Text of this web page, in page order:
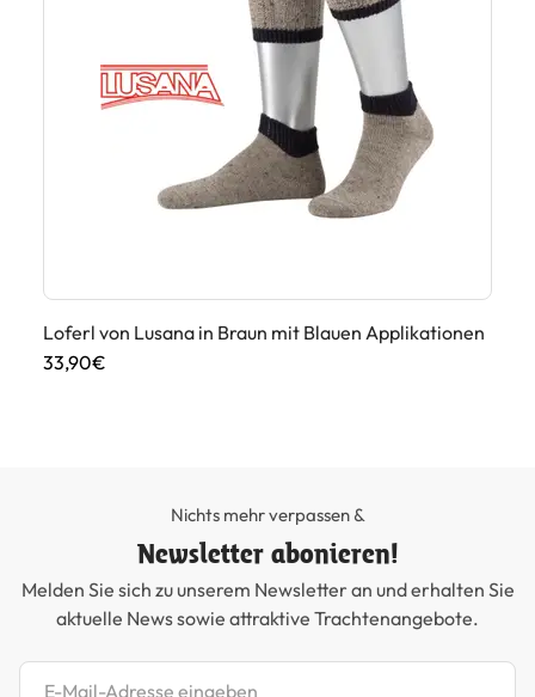
Loferl von Lusana in Braun mit Blauen Applikationen
33,90€
Nichts mehr verpassen &
Newsletter abonieren!
Melden Sie sich zu unserem Newsletter an und erhalten Sie
aktuelle News sowie attraktive Trachtenangebote.
Newsletter abonnieren